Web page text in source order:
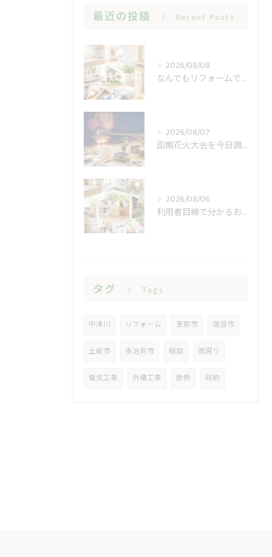
最近の投稿 Recent Posts
2026/08/08
なんでもリフォームで小修繕の費用不安を軽く
2026/08/07
函館花火大会を今日調べる前に見る開催日と順延
2026/08/06
利用者目線で分かるおうち工房たぐちの安心感
タグ Tags
中津川 リフォーム 恵那市 瑞浪市
土岐市 多治見市 相談 雨漏り
電気工事 外構工事 断熱 収納